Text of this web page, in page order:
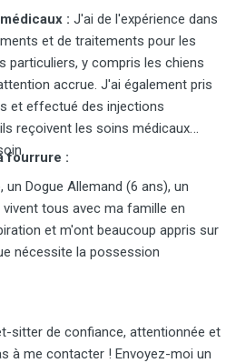
: J'ai de l'expérience dans
et de traitements pour les
particuliers, y compris les chiens
accrue. J'ai également pris
et effectué des injections
reçoivent les soins médicaux
fourrure :
un Dogue Allemand (6 ans), un
tous avec ma famille en
et m'ont beaucoup appris sur
nécessite la possession
sitter de confiance, attentionnée et
à me contacter ! Envoyez-moi un